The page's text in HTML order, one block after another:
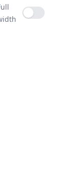
Full width